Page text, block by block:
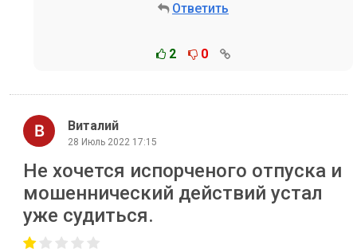
Ответить
2 0
Виталий
28 Июль 2022 17:15
Не хочется испорченого отпуска и
мошеннический действий устал
уже судиться.